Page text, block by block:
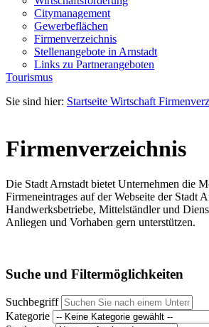
Citymanagement
Gewerbeflächen
Firmenverzeichnis
Stellenangebote in Arnstadt
Links zu Partnerangeboten
Tourismus
Sie sind hier: Startseite Wirtschaft
Firmenverzeichnis
Die Stadt Arnstadt bietet Unternehmen die
Firmeneintrages auf der Webseite der Stadt
Handwerksbetriebe, Mittelständler und
Anliegen und Vorhaben gern unterstützen.
Suche und Filtermöglichkeiten
Suchbegriff
Kategorie